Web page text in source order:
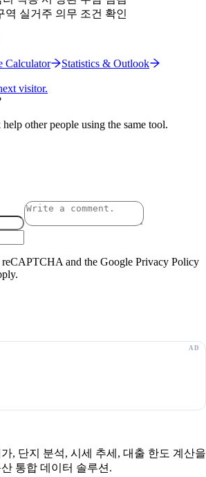
역 실거주 의무 조건 확인
Calculator
Statistics & Outlook
visitor.
other people using the same tool.
reCAPTCHA and the Google Privacy Policy
, 단지 분석, 시세 추세, 대출 한도 계산을
통합 데이터 솔루션.